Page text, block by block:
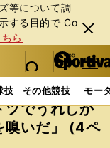
等について調
する⽬的で Co
ら
閉じ
る
web Sportiva (webスポルティーバ)
検索
マイペ
ー
ジ
メニュ
技 その他競技 モー
日本代表 谷
ツでうれしか
嗅いだ」 (4ペ